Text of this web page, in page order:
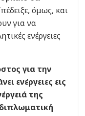
όμως, και
για να
ενέργειες
για την
ενέργειες εις
της